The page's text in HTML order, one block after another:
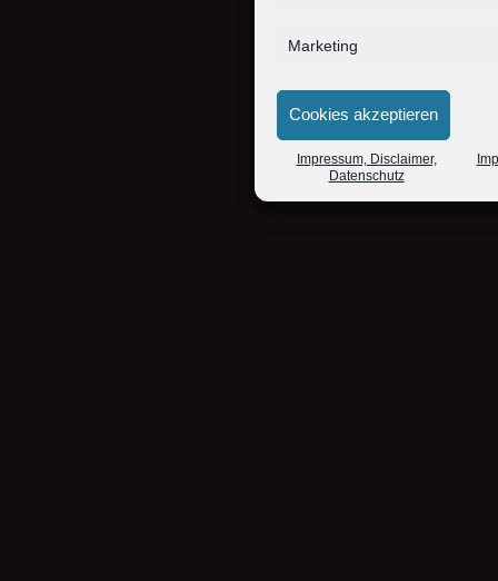
Marketing
Cookies akzeptieren
Impressum, Disclaimer,
Datenschutz